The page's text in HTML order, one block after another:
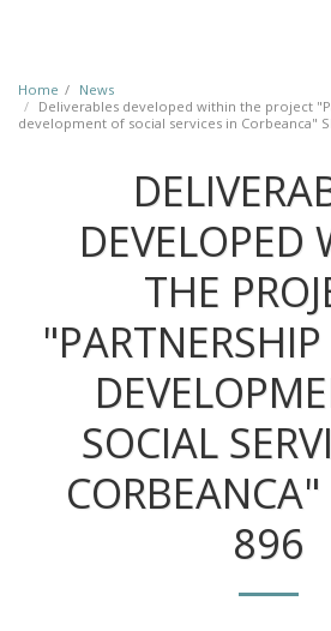
Home
News
Deliverables developed within the project
development of social services in Corbeanca"
DEVELOPED
THE
SOCIAL
896